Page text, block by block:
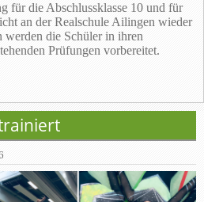
für die Abschlussklasse 10 und für
an der Realschule Ailingen wieder
werden die Schüler in ihren
Prüfungen vorbereitet.